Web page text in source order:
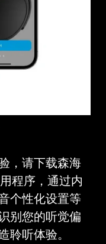
，请下载森海
程序，通过内
个性化设置等
别您的听觉偏
聆听体验。